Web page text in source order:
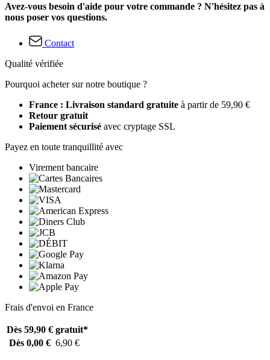
Avez-vous besoin d'aide pour votre commande ? N'hésitez pas à
nous poser vos questions.
Contact
Qualité vérifiée
Pourquoi acheter sur notre boutique ?
France : Livraison standard gratuite à partir de 59,90 €
Retour gratuit
Paiement sécurisé avec cryptage SSL
Payez en toute tranquillité avec
Virement bancaire
Frais d'envoi en France
Dès 59,90 € gratuit*
Dès 0,00 € 6,90 €